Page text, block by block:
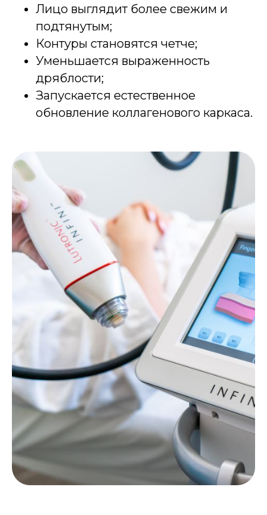
Лицо выглядит более свежим и
подтянутым;
Контуры становятся четче;
Уменьшается выраженность
дряблости;
Запускается естественное
обновление коллагенового каркаса.